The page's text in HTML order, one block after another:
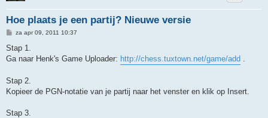
Hoe plaats je een partij? Nieuwe versie
B
r
c
za apr 09, 2011 10:37
Stap 1.
Ga naar Henk's Game Uploader: http://chess.tuxtown.net/game/add
Stap 2.
Kopieer de PGN-notatie van je partij naar het venster en klik op Insert.
Stap 3.